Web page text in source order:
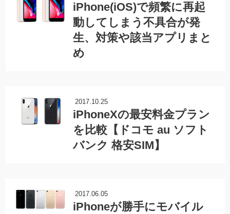
iPhone(iOS)で頻繁に再起
動してしまう不具合が発
生、対策や該当アプリまと
め
2017.10.25
iPhoneXの最安料金プラン
を比較【ドコモ au ソフト
バンク 格安SIM】
2017.06.05
iPhoneが勝手にモバイル